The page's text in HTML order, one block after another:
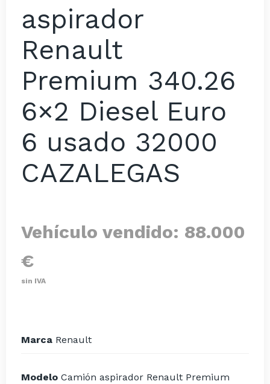
aspirador
Renault
Premium 340.26
6×2 Diesel Euro
6 usado 32000
CAZALEGAS
Vehículo vendido: 88.000
€
sin IVA
Marca Renault
Modelo Camión aspirador Renault Premium